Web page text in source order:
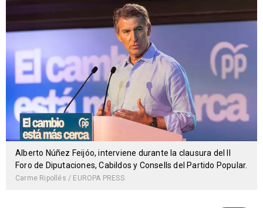
Alberto Núñez Feijóo, interviene durante la clausura del II
Foro de Diputaciones, Cabildos y Consells del Partido Popular.
Carme Ripollés / EUROPA PRESS